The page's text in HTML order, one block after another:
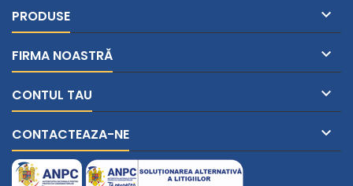
PRODUSE 
FIRMA NOASTRĂ 
CONTUL TAU 
CONTACTEAZA-NE 